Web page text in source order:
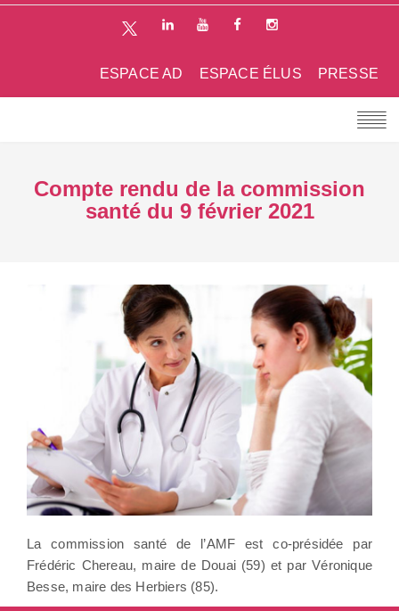
PRESSE
ESPACE ÉLUS
ESPACE AD
Compte rendu de la commission
santé du 9 février 2021
La commission santé de l’AMF est co-présidée par
Frédéric Chereau, maire de Douai (59) et par Véronique
Besse, maire des Herbiers (85).